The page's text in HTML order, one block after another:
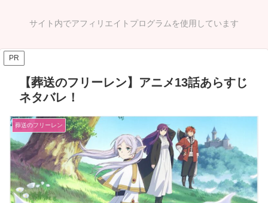
サイト内でアフィリエイトプログラムを使用しています
PR
【葬送のフリーレン】アニメ13話あらすじ
ネタバレ！
葬送のフリーレン